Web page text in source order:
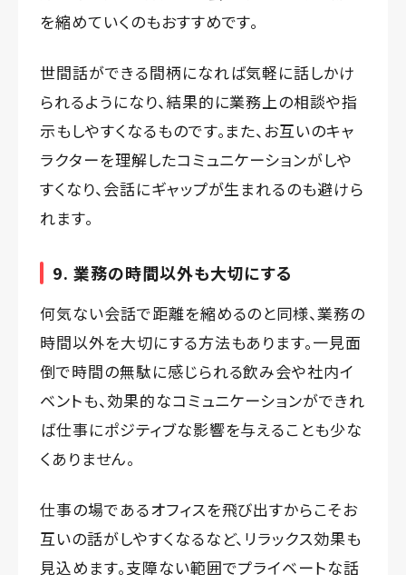
を縮めていくのもおすすめです。
世間話ができる間柄になれば気軽に話しかけ
られるようになり、結果的に業務上の相談や指
示もしやすくなるものです。また、お互いのキャ
ラクターを理解したコミュニケーションがしや
すくなり、会話にギャップが生まれるのも避けら
れます。
9. 業務の時間以外も大切にする
何気ない会話で距離を縮めるのと同様、業務の
時間以外を大切にする方法もあります。一見面
倒で時間の無駄に感じられる飲み会や社内イ
ベントも、効果的なコミュニケーションができれ
ば仕事にポジティブな影響を与えることも少な
くありません。
仕事の場であるオフィスを飛び出すからこそお
互いの話がしやすくなるなど、リラックス効果も
見込めます。支障ない範囲でプライベートな話